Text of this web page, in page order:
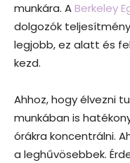
munkára. ABerkeley
dolgozók
legjobb, ez alatt és
kezd.
Ahhoz, hogy élvezni
munkában is
órákra koncentrálni.
a leghűvösebbek.